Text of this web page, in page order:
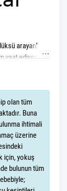
arayanlar
vaat ediyor. Bu
ve lüks
bir
deniz
uyanmak,
kılacak.
ile Villa
bir seçenek.
olan tüm
Buna
ihtimali
üzerine
için, yokuş
bulunun tüm